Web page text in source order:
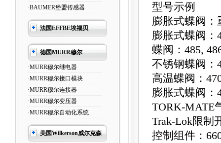
·BAUMER堡盟传感器
法国EFFBE埃福贝
德国MURR穆尔
·MURR穆尔继电器
·MURR穆尔接口模块
·MURR穆尔连接器
·MURR穆尔变压器
·MURR穆尔自动化系统
美国Wilkerson威尔克森
型号示例
膨胀式蝶阀
膨胀式蝶阀：
蝶阀：485,
不锈钢蝶阀：
高温蝶阀：
膨胀式蝶阀：
TORK-MATE
Trak-Lok限制
控制组件：